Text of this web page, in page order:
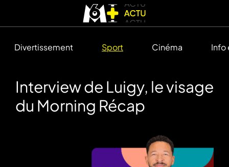
Divertissement Sport Cinéma Info
Interview de Luigy, le visage
du Morning Récap